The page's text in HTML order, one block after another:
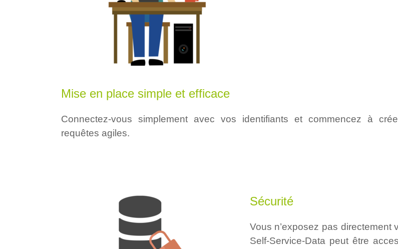
Mise en place simple et efficace
Connectez-vous simplement avec vos identifiants et commencez à
requêtes agiles.
Sécurité
Vous n’exposez pas
Self-Service-Data peut être